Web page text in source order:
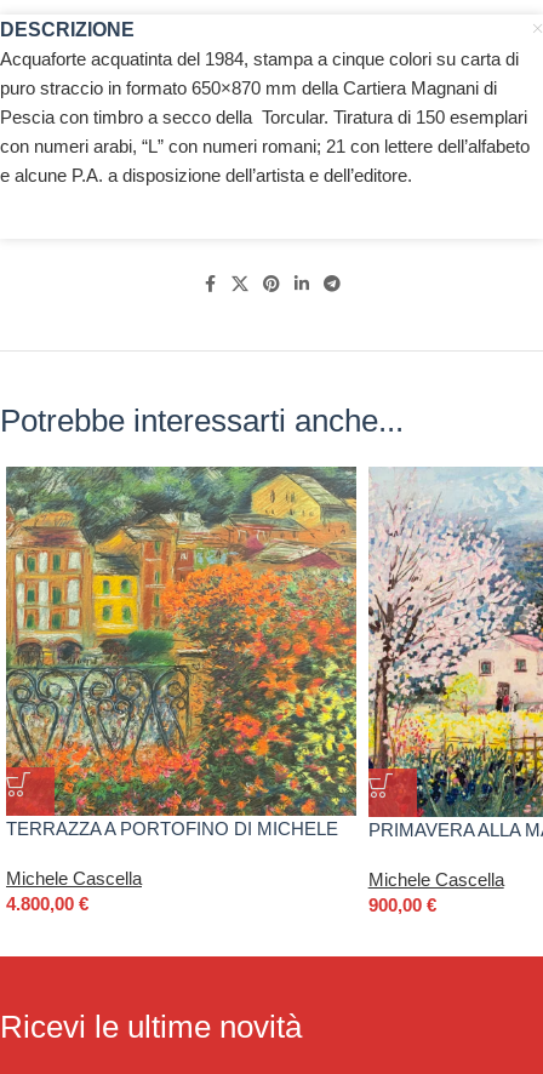
DESCRIZIONE
Acquaforte acquatinta del 1984, stampa a cinque colori su carta di
puro straccio in formato 650×870 mm della Cartiera Magnani di
Pescia con timbro a secco della Torcular. Tiratura di 150 esemplari
con numeri arabi, “L” con numeri romani; 21 con lettere dell’alfabeto
e alcune P.A. a disposizione dell’artista e dell’editore.
Potrebbe interessarti anche...
TERRAZZA A PORTOFINO DI MICHELE
Michele Cascella
4.800,00 €
PRIMAVERA ALLA
Michele Cascella
900,00 €
Ricevi le ultime novità